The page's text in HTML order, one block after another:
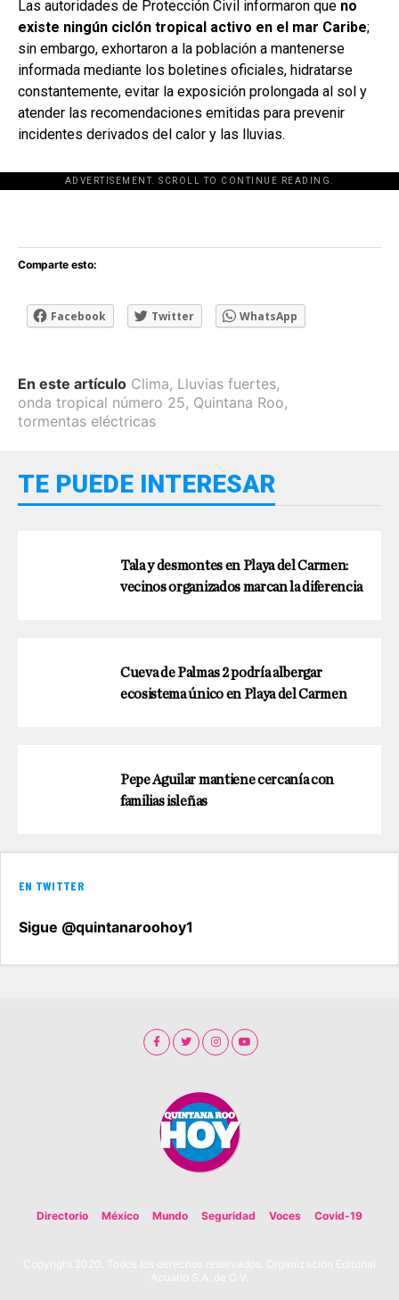
Las autoridades de Protección Civil informaron que no
existe ningún ciclón tropical activo en el mar Caribe;
sin embargo, exhortaron a la población a mantenerse
informada mediante los boletines oficiales, hidratarse
constantemente, evitar la exposición prolongada al sol y
atender las recomendaciones emitidas para prevenir
incidentes derivados del calor y las lluvias.
ADVERTISEMENT. SCROLL TO CONTINUE READING.
[adsforwp id="243463"]
Comparte esto:
Facebook Twitter WhatsApp
En este artículo Clima, Lluvias fuertes,
onda tropical número 25, Quintana Roo,
tormentas eléctricas
TE PUEDE INTERESAR
Tala y desmontes en Playa del Carmen:
vecinos organizados marcan la diferencia
Cueva de Palmas 2 podría albergar
ecosistema único en Playa del Carmen
Pepe Aguilar mantiene cercanía con
familias isleñas
EN TWITTER
Sigue @quintanaroohoy1
Directorio México Mundo Seguridad Voces Covid-19